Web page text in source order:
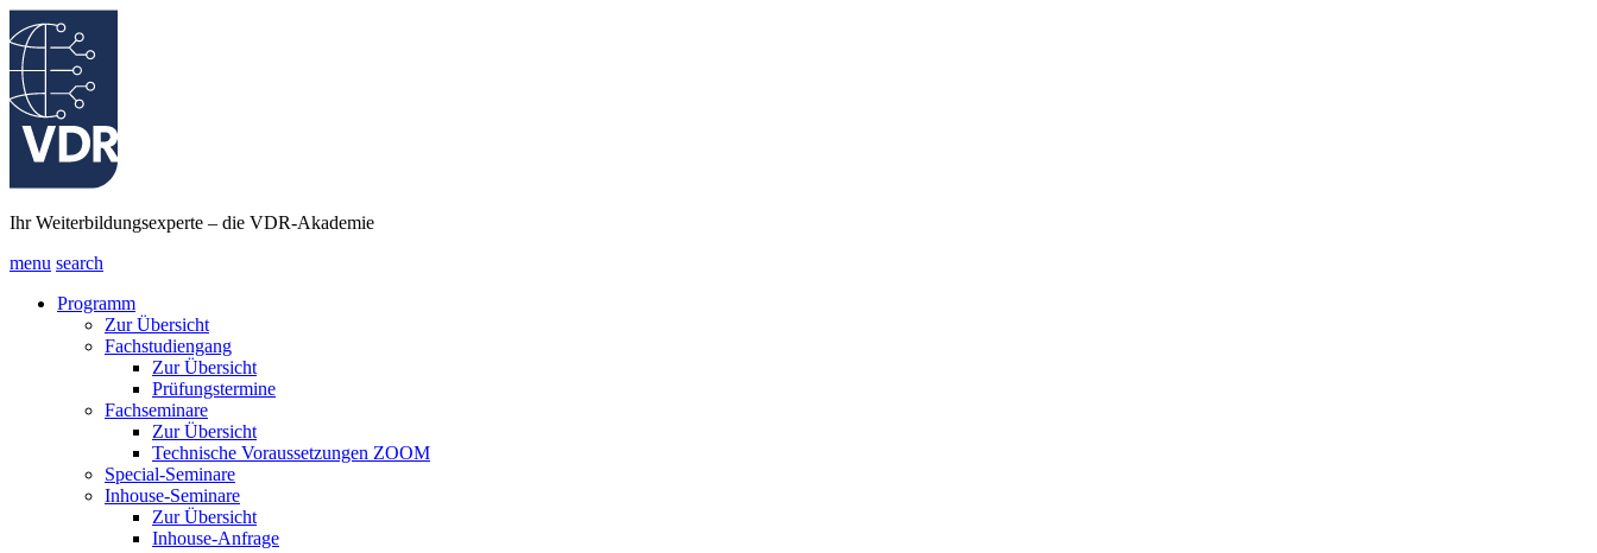
Ihr Weiterbildungsexperte – die VDR-Akademie
menu search
Programm
Zur Übersicht
Fachstudiengang
Zur Übersicht
Prüfungstermine
Fachseminare
Zur Übersicht
Technische Voraussetzungen ZOOM
Special-Seminare
Inhouse-Seminare
Zur Übersicht
Inhouse-Anfrage